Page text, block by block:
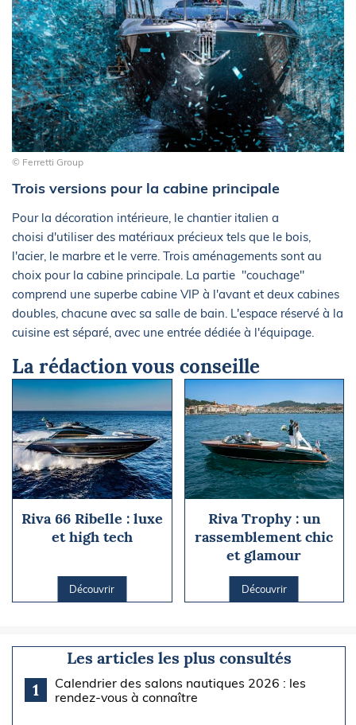
© Ferretti Group
Trois versions pour la cabine principale
Pour la décoration intérieure, le chantier italien a
choisi d'utiliser des matériaux précieux tels que le bois,
l'acier, le marbre et le verre. Trois aménagements sont au
choix pour la cabine principale. La partie "couchage"
comprend une superbe cabine VIP à l'avant et deux cabines
doubles, chacune avec sa salle de bain. L'espace réservé à la
cuisine est séparé, avec une entrée dédiée à l'équipage.
La rédaction vous conseille
Riva 66 Ribelle : luxe
et high tech
Découvrir
Riva Trophy : un
rassemblement chic
et glamour
Découvrir
Les articles les plus consultés
1
Calendrier des salons nautiques 2026 : les
rendez-vous à connaître